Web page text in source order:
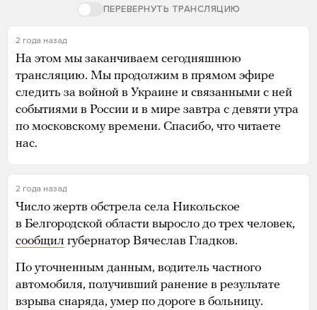
ПЕРЕВЕРНУТЬ ТРАНСЛЯЦИЮ
2 года назад
На этом мы заканчиваем сегодняшнюю
трансляцию. Мы продолжим в прямом эфире
следить за войной в Украине и связанными с ней
событиями в России и в мире завтра с девяти утра
по московскому времени. Спасибо, что читаете
нас.
2 года назад
Число жертв обстрела села Никольское
в Белгородской области выросло до трех человек,
сообщил губернатор Вячеслав Гладков.
По уточненным данным, водитель частного
автомобиля, получивший ранение в результате
взрыва снаряда, умер по дороге в больницу.